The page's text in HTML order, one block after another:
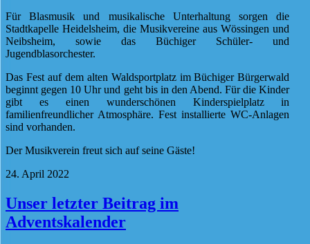
Für Blasmusik und musikalische Unterhaltung sorgen die
Stadtkapelle Heidelsheim, die Musikvereine aus Wössingen und
Neibsheim, sowie das Büchiger Schüler- und
Jugendblasorchester.
Das Fest auf dem alten Waldsportplatz im Büchiger Bürgerwald
beginnt gegen 10 Uhr und geht bis in den Abend. Für die Kinder
gibt es einen wunderschönen Kinderspielplatz in
familienfreundlicher Atmosphäre. Fest installierte WC-Anlagen
sind vorhanden.
Der Musikverein freut sich auf seine Gäste!
24. April 2022
Unser letzter Beitrag im
Adventskalender